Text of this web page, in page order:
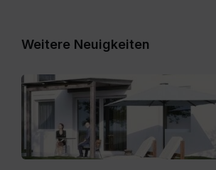
Weitere Neuigkeiten
Expose_Weitensfeld-
Zweinitz_20260528.pdf